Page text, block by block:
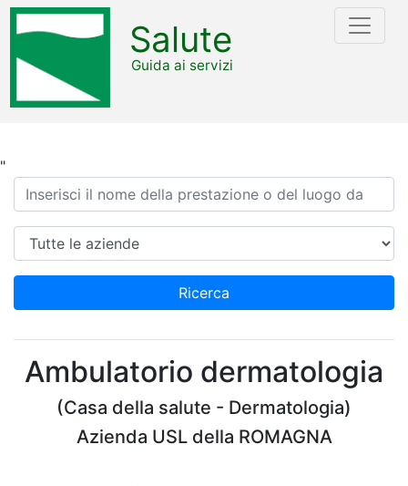
"
Salute
Guida ai servizi
Ricerca
Azienda
Ricerca
Ambulatorio dermatologia
(Casa della salute - Dermatologia)
Azienda USL della ROMAGNA